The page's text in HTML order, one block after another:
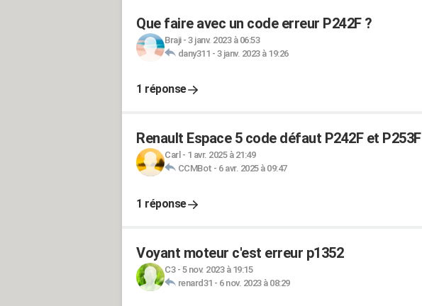
Que faire avec un code erreur P242F ?
Braji- 3 janv. 2023 à 06:53
dany311 - 3 janv. 2023 à 19:26
1 réponse
Renault Espace 5 code défaut P242F et P253F
Carl - 1 avr. 2025 à 21:49
CCMBot - 6 avr. 2025 à 09:47
1 réponse
Voyant moteur c'est erreur p1352
C3- 5 nov. 2023 à 19:15
renard31 - 6 nov. 2023 à 08:29